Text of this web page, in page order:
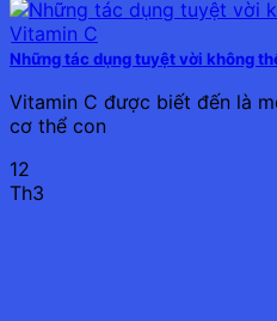
Những tác dụng tuyệt vời không
Vitamin C được biết đến là
cơ thể con
12
Th3